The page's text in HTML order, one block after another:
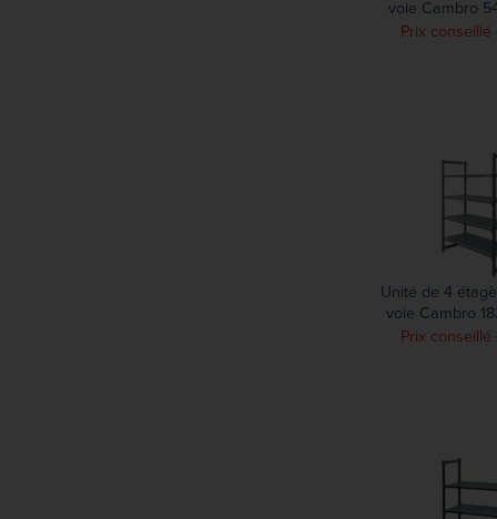
voie Cambro
Prix
Unité de 4
voie Cambro
Prix